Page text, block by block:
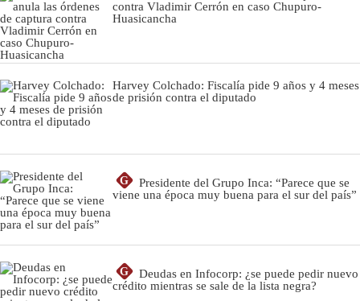
contra Vladimir Cerrón en caso Chupuro-
Huasicancha
Harvey Colchado: Fiscalía pide 9 años y 4 meses
de prisión contra el diputado
G
Presidente del Grupo Inca: “Parece que se
viene una época muy buena para el sur del país”
G
Deudas en Infocorp: ¿se puede pedir nuevo
crédito mientras se sale de la lista negra?